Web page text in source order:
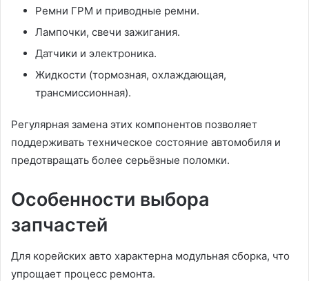
Ремни ГРМ и приводные ремни.
Лампочки, свечи зажигания.
Датчики и электроника.
Жидкости (тормозная, охлаждающая,
трансмиссионная).
Регулярная замена этих компонентов позволяет
поддерживать техническое состояние автомобиля и
предотвращать более серьёзные поломки.
Особенности выбора
запчастей
Для корейских авто характерна модульная сборка, что
упрощает процесс ремонта.